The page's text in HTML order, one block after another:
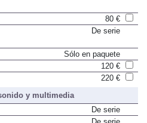
80 €
De serie
Sólo en paquete
120 €
220 €
y multimedia
De serie
De serie